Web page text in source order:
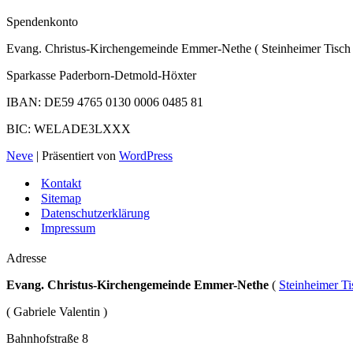
Spendenkonto
Evang. Christus-Kirchengemeinde Emmer-Nethe ( Steinheimer Tisch
Sparkasse Paderborn-Detmold-Höxter
IBAN: DE59 4765 0130 0006 0485 81
BIC: WELADE3LXXX
Neve | Präsentiert von WordPress
Kontakt
Sitemap
Datenschutzerklärung
Impressum
Adresse
Evang. Christus-Kirchengemeinde Emmer-Nethe ( Steinheimer
( Gabriele Valentin )
Bahnhofstraße 8